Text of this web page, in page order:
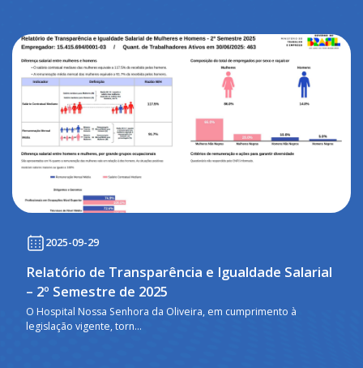
2025-09-29
Relatório de Transparência e Igualdade Salarial
– 2º Semestre de 2025
O Hospital Nossa Senhora da Oliveira, em cumprimento à
legislação vigente, torn...